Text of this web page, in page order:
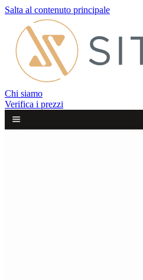
Salta al contenuto principale
Chi siamo
Verifica i prezzi